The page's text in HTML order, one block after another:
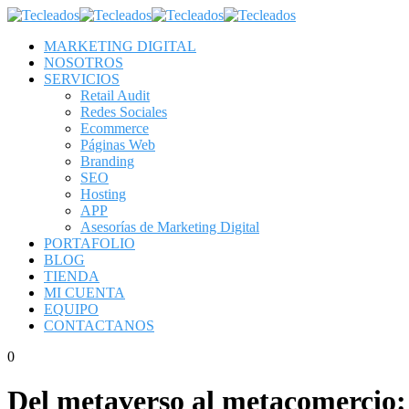
MARKETING DIGITAL
NOSOTROS
SERVICIOS
Retail Audit
Redes Sociales
Ecommerce
Páginas Web
Branding
SEO
Hosting
APP
Asesorías de Marketing Digital
PORTAFOLIO
BLOG
TIENDA
MI CUENTA
EQUIPO
CONTACTANOS
0
Del metaverso al